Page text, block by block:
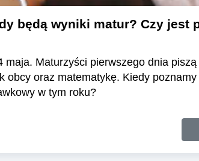
będą wyniki matur? Czy jest
maja. Maturzyści pierwszego dnia
obcy oraz matematykę. Kiedy
w tym roku?